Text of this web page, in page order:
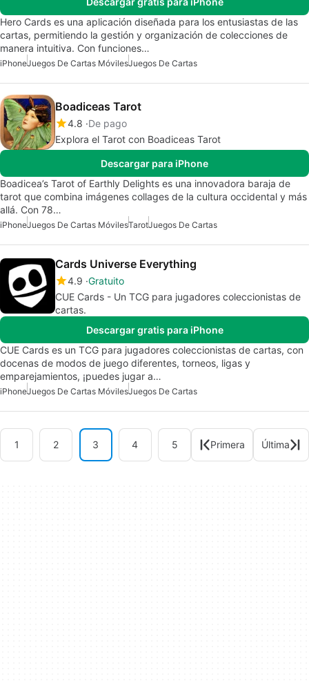
Hero Cards es una aplicación diseñada para los entusiastas de las
cartas, permitiendo la gestión y organización de colecciones de
manera intuitiva. Con funciones…
iPhoneJuegos De Cartas MóvilesJuegos De Cartas
Boadiceas Tarot
4.8 De pago
Explora el Tarot con Boadiceas Tarot
Descargar para iPhone
Boadicea’s Tarot of Earthly Delights es una innovadora baraja de
tarot que combina imágenes collages de la cultura occidental y más
allá. Con 78…
iPhoneJuegos De Cartas MóvilesTarotJuegos De Cartas
Cards Universe Everything
4.9 Gratuito
CUE Cards - Un TCG para jugadores coleccionistas de
cartas.
Descargar gratis para iPhone
CUE Cards es un TCG para jugadores coleccionistas de cartas, con
docenas de modos de juego diferentes, torneos, ligas y
emparejamientos, ¡puedes jugar a…
iPhoneJuegos De Cartas MóvilesJuegos De Cartas
1 2 3 4 5 Primera Última